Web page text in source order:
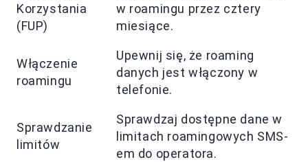
Korzystania
(FUP)
w roamingu przez cztery
miesiące.
Włączenie
roamingu
Upewnij się, że roaming
danych jest włączony w
telefonie.
Sprawdzanie
limitów
Sprawdzaj dostępne dane w
limitach roamingowych SMS-
em do operatora.